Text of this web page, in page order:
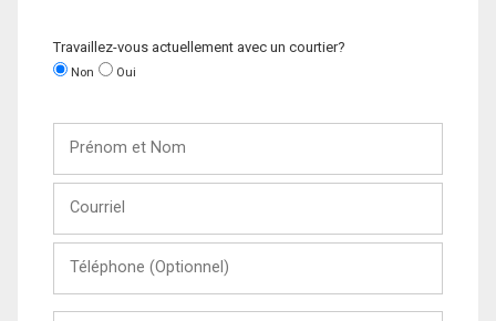
Travaillez-vous actuellement avec un courtier?
Non Oui
Nom
(Optionnel)
Message